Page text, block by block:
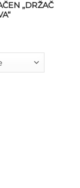
„DRŽAČ